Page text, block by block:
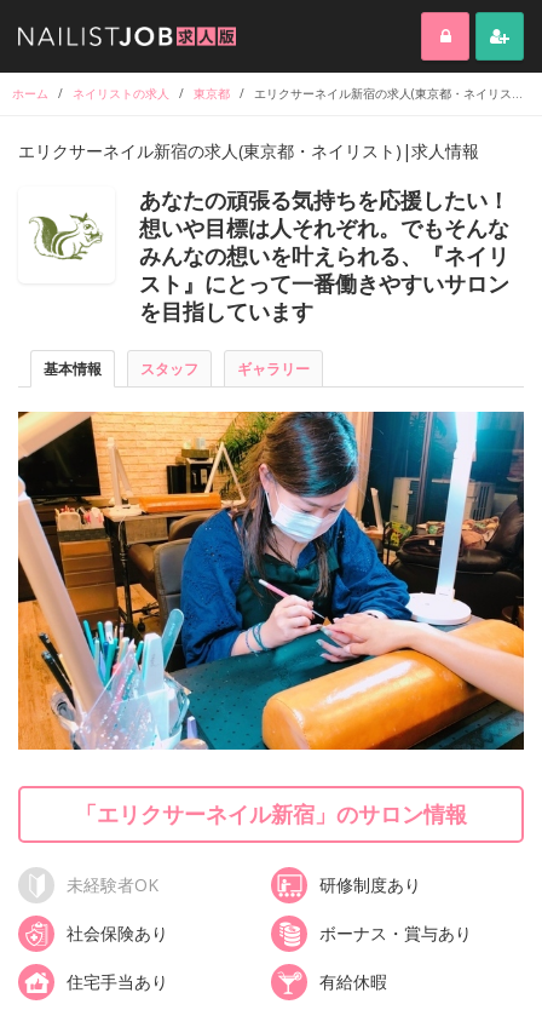
ホーム / ネイリストの求人 / 東京都 / エリクサーネイル新宿の求人(東京都・ネイリスト)|求人情報
エリクサーネイル新宿の求人(東京都・ネイリスト)|求人情報
あなたの頑張る気持ちを応援したい！
想いや目標は人それぞれ。でもそんな
みんなの想いを叶えられる、『ネイリ
スト』にとって一番働きやすいサロン
を目指しています
基本情報 スタッフ ギャラリー
「エリクサーネイル新宿」のサロン情報
未経験者OK 研修制度あり
社会保険あり ボーナス・賞与あり
住宅手当あり 有給休暇